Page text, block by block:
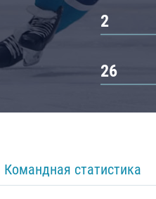
2
26
Командная статистика